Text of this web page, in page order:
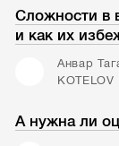
Сложности в
и как их
Анвар
KOTELOV
А нужна ли